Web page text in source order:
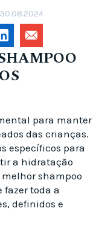
30.08.2024
para manter
das crianças.
específicos para
a hidratação
shampoo
toda a
definidos e